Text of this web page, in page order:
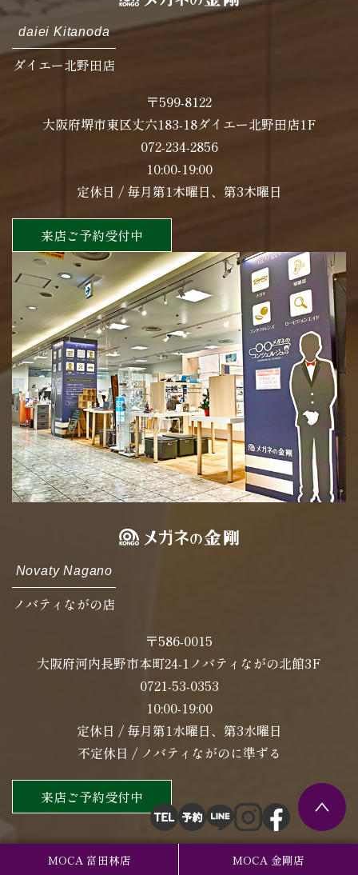
MOCA 富田林店 MOCA 金剛店
daiei Kitanoda
ダイエー北野田店
〒599-8122
大阪府堺市東区丈六183-18ダイエー北野田店1F
072-234-2856
10:00-19:00
定休日 / 毎月第1木曜日、第3木曜日
来店ご予約受付中
Novaty Nagano
ノバティながの店
〒586-0015
大阪府河内長野市本町24-1ノバティながの北館3F
0721-53-0353
10:00-19:00
定休日 / 毎月第1水曜日、第3水曜日
不定休日 / ノバティながのに準ずる
来店ご予約受付中